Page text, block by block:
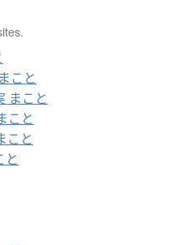
こと
まこと
こと
こと
と